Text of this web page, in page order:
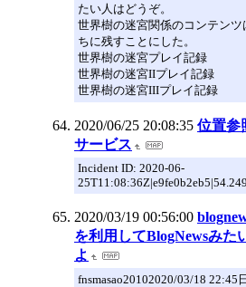
たい人はどうぞ。
世界樹の迷宮関係のコンテン
ちに残すことにした。
世界樹の迷宮プレイ記録
世界樹の迷宮IIプレイ記録
世界樹の迷宮IIIプレイ記録
2020/06/25 20:08:35 位置参
サービス
Incident ID: 2020-06-
2020/03/19 00:56:00
を利用してBlogNewsみた
よ
fnsmasao20102020/03/18 22:45